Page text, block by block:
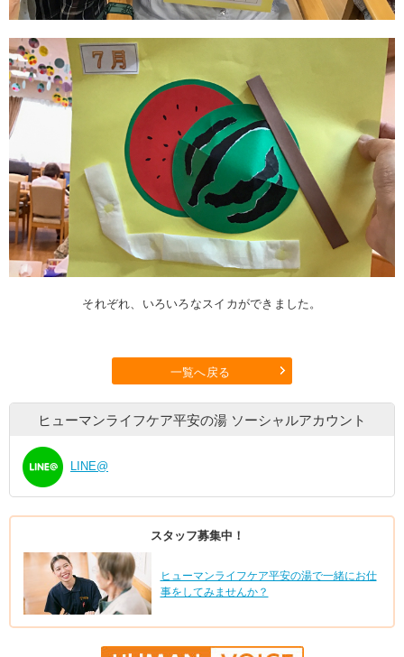
それぞれ、いろいろなスイカができました。
一覧へ戻る
ヒューマンライフケア平安の湯 ソーシャルアカウント
LINE@
スタッフ募集中！
ヒューマンライフケア平安の湯で一緒にお仕
事をしてみませんか？